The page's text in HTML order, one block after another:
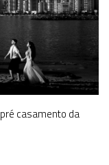
casamento da